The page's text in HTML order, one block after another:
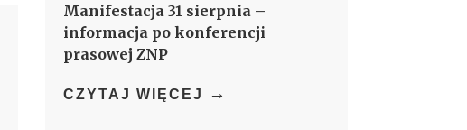
Manifestacja 31 sierpnia –
informacja po konferencji
prasowej ZNP
CZYTAJ WIĘCEJ →